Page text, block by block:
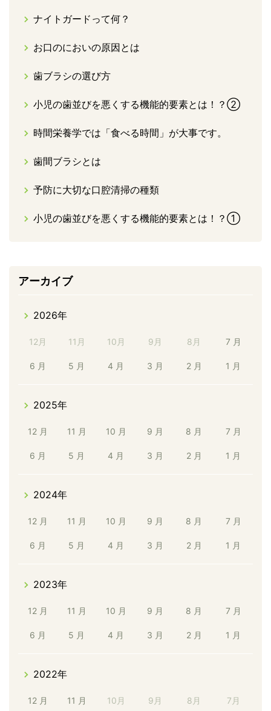
ナイトガードって何？
お口のにおいの原因とは
歯ブラシの選び方
小児の歯並びを悪くする機能的要素とは！？②
時間栄養学では「食べる時間」が大事です。
歯間ブラシとは
予防に大切な口腔清掃の種類
小児の歯並びを悪くする機能的要素とは！？①
アーカイブ
2026年
12月 11月 10月 9月 8月 7 月
6 月 5 月 4 月 3 月 2 月 1 月
2025年
12 月 11 月 10 月 9 月 8 月 7 月
6 月 5 月 4 月 3 月 2 月 1 月
2024年
12 月 11 月 10 月 9 月 8 月 7 月
6 月 5 月 4 月 3 月 2 月 1 月
2023年
12 月 11 月 10 月 9 月 8 月 7 月
6 月 5 月 4 月 3 月 2 月 1 月
2022年
12 月 11 月 10月 9月 8月 7月